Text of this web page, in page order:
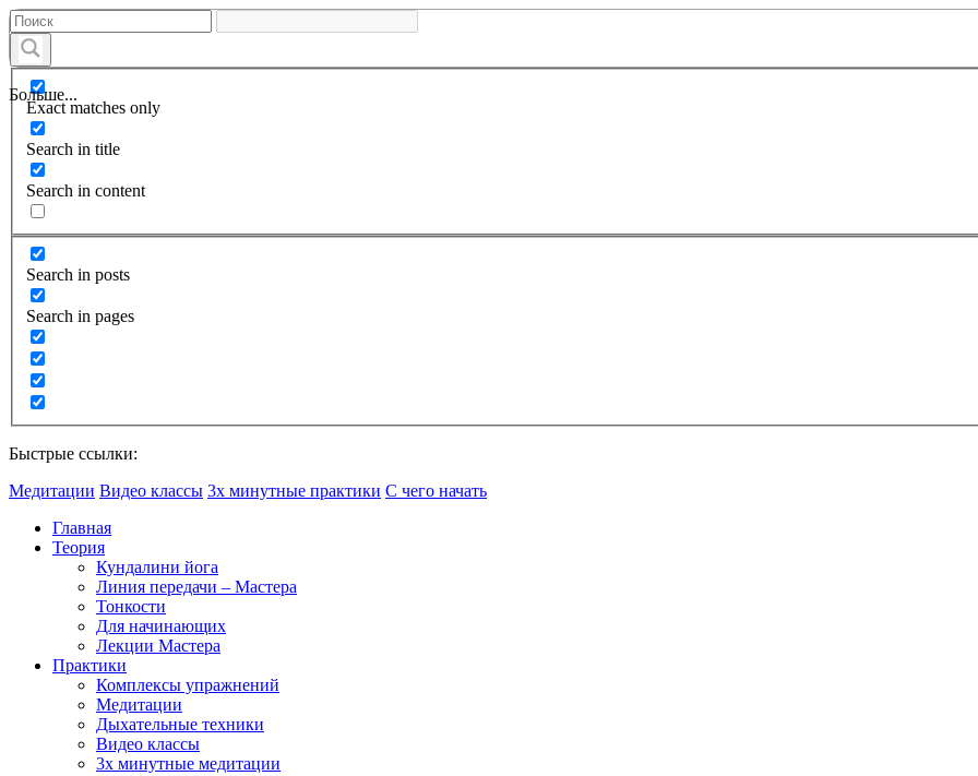
Больше...
Exact matches only
Search in title
Search in content
Search in posts
Search in pages
Быстрые ссылки:
Медитации Видео классы 3х минутные практики С чего начать
Главная
Теория
Кундалини йога
Линия передачи – Мастера
Тонкости
Для начинающих
Лекции Мастера
Практики
Комплексы упражнений
Медитации
Дыхательные техники
Видео классы
3х минутные медитации